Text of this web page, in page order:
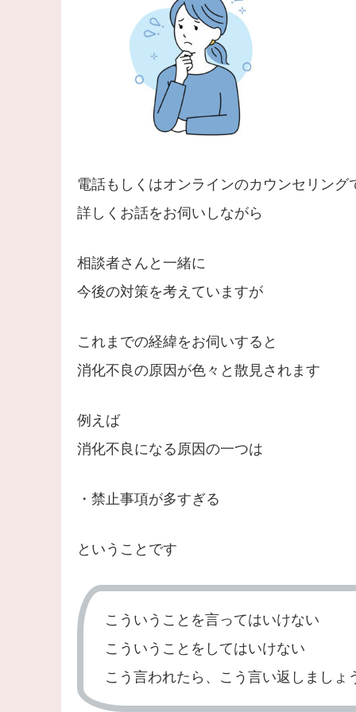
電話もしくはオンラインのカウンセリング
詳しくお話をお伺いしながら
相談者さんと一緒に
今後の対策を考えていますが
これまでの経緯をお伺いすると
消化不良の原因が色々と散見されます
例えば
消化不良になる原因の一つは
・禁止事項が多すぎる
ということです
こういうことを言ってはいけない
こういうことをしてはいけない
こう言われたら、こう言い返しましょ